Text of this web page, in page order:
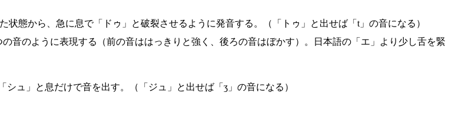
状態から、急に息で「ドゥ」と破裂させるように発音する。（「トゥ」と出せば「t」の音になる）
音のように表現する（前の音ははっきりと強く、後ろの音はぼかす）。日本語の「エ」より少し舌を緊
ュ」と息だけで音を出す。（「ジュ」と出せば「ʒ」の音になる）